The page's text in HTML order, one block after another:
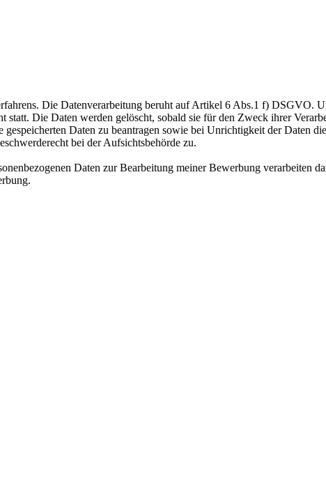
Die Datenverarbeitung beruht auf Artikel 6 Abs.1 f) DSGVO.
Die Daten werden gelöscht, sobald sie für den Zweck ihrer
Daten zu beantragen sowie bei Unrichtigkeit der Daten
bei der Aufsichtsbehörde zu.
Daten zur Bearbeitung meiner Bewerbung verarbeiten